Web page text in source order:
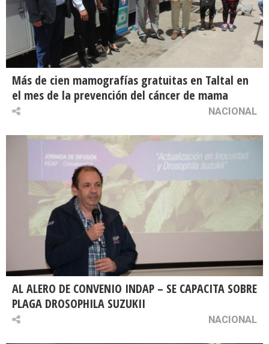
Más de cien mamografías gratuitas en Taltal en
el mes de la prevención del cáncer de mama
NACIONAL
AL ALERO DE CONVENIO INDAP – SE CAPACITA SOBRE
PLAGA DROSOPHILA SUZUKII
NACIONAL